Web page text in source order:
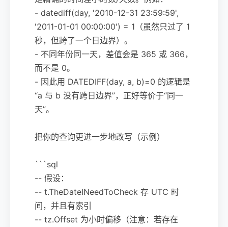
- datediff(day, '2010-12-31 23:59:59',
'2011-01-01 00:00:00') = 1（虽然只过了 1
秒，但跨了一个日边界）。
- 不同年份同一天，差值会是 365 或 366，
而不是 0。
- 因此用 DATEDIFF(day, a, b)=0 的逻辑是
“a 与 b 没有跨日边界”，正好等价于“同一
天”。
把你的查询更进一步地改写（示例）
```sql
-- 假设：
-- t.TheDateINeedToCheck 存 UTC 时
间，并且有索引
-- tz.Offset 为小时偏移（注意：若存在